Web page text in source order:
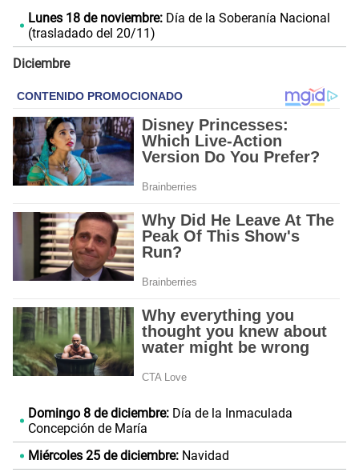
Lunes 18 de noviembre:Día de la Soberanía Nacional
(trasladado del 20/11)
Diciembre
Domingo 8 de diciembre:Día de la Inmaculada
Concepción de María
Miércoles 25 de diciembre:Navidad